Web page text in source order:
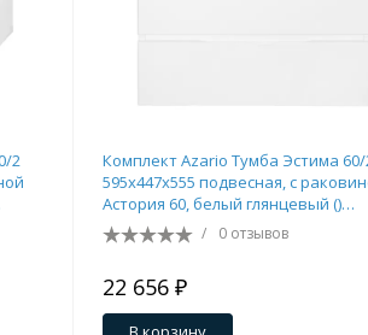
2
Комплект Azario Тумба Эстима
595х447х555 подвесная, с
Астория 60, белый глянцевый ()
CS00094582
/ 0 отзывов
22 656 ₽